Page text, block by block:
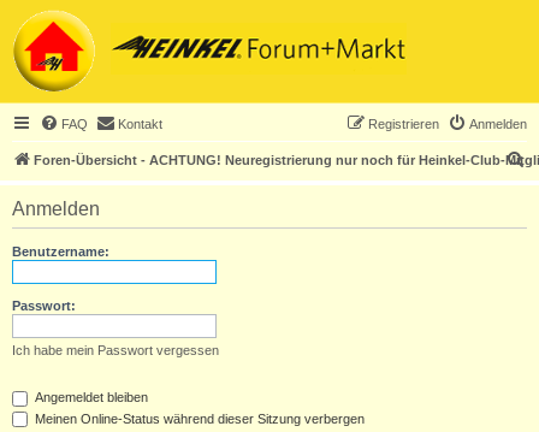
FAQ Kontakt Anmelden
Registrieren
Foren-Übersicht - ACHTUNG! Neuregistrierung nur noch für Heinkel-Club-
S
u
Anmelden
Benutzername:
Passwort:
Ich habe mein Passwort vergessen
Angemeldet bleiben
Meinen Online-Status während dieser Sitzung verbergen